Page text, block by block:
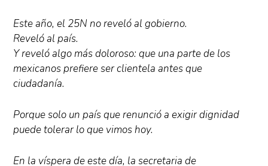
Este año, el 25N no reveló al gobierno.
Reveló al país.
Y reveló algo más doloroso: que una parte de los
mexicanos prefiere ser clientela antes que
ciudadanía.
Porque solo un país que renunció a exigir dignidad
puede tolerar lo que vimos hoy.
En la víspera de este día, la secretaria de